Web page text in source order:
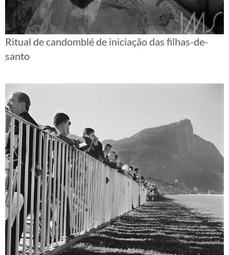
Ritual de candomblé de iniciação das filhas-de-
santo